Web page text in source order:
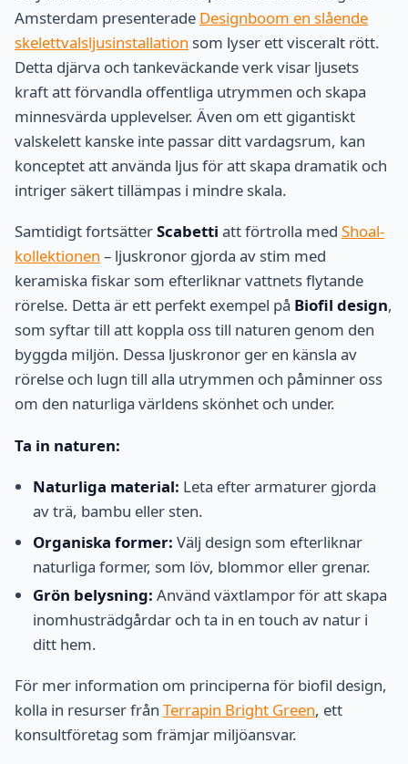
Amsterdam presenterade Designboom en slående
skelettvalsljusinstallation som lyser ett visceralt rött.
Detta djärva och tankeväckande verk visar ljusets
kraft att förvandla offentliga utrymmen och skapa
minnesvärda upplevelser. Även om ett gigantiskt
valskelett kanske inte passar ditt vardagsrum, kan
konceptet att använda ljus för att skapa dramatik och
intriger säkert tillämpas i mindre skala.
Samtidigt fortsätterScabetti att förtrolla med Shoal-
kollektionen – ljuskronor gjorda av stim med
keramiska fiskar som efterliknar vattnets flytande
rörelse. Detta är ett perfekt exempel på Biofil design,
som syftar till att koppla oss till naturen genom den
byggda miljön. Dessa ljuskronor ger en känsla av
rörelse och lugn till alla utrymmen och påminner oss
om den naturliga världens skönhet och under.
Ta in naturen:
Naturliga material: Leta efter armaturer gjorda
av trä, bambu eller sten.
Organiska former: Välj design som efterliknar
naturliga former, som löv, blommor eller grenar.
Grön belysning: Använd växtlampor för att skapa
inomhusträdgårdar och ta in en touch av natur i
ditt hem.
För mer information om principerna för biofil design,
kolla in resurser från Terrapin Bright Green, ett
konsultföretag som främjar miljöansvar.